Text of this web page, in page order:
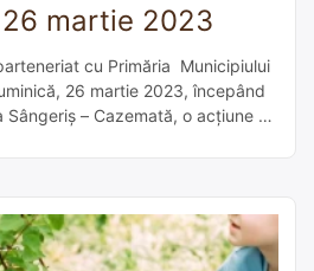
martie 2023
cu Primăria Municipiului
26 martie 2023, începând
– Cazemată, o acțiune de